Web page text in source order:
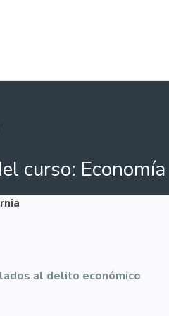
curso: Economía
al delito económico